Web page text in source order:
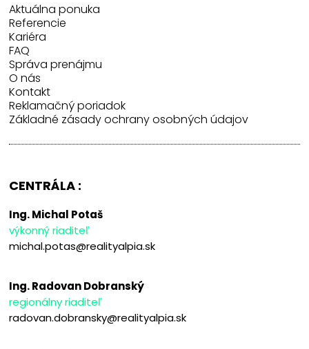
Aktuálna ponuka
Referencie
Kariéra
FAQ
Správa prenájmu
O nás
Kontakt
Reklamačný poriadok
Základné zásady ochrany osobných údajov
CENTRÁLA :
Ing. Michal Potaš
výkonný riaditeľ
michal.potas@realityalpia.sk
Ing. Radovan Dobranský
regionálny riaditeľ
radovan.dobransky@realityalpia.sk